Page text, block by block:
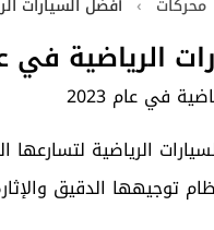
الرياضية في عام
في عام 2023
الرياضية
توجيهها الدقيق